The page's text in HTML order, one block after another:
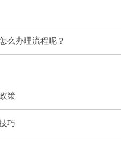
么办理流程呢？
策
巧